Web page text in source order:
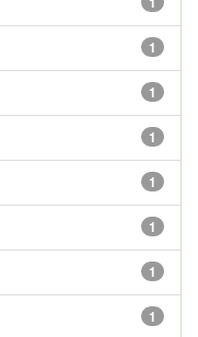
1
1
1
1
1
1
1